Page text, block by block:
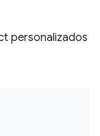
personalizados